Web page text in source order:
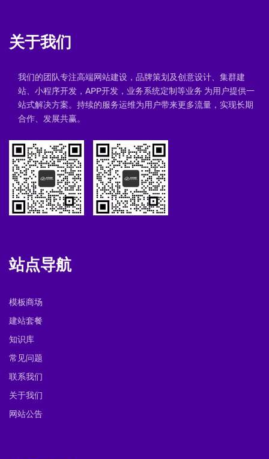
关于我们
我们的团队专注高端网站建设，品牌策划及创意设计、集群建
站、小程序开发，APP开发，业务系统定制等业务 为用户提供一
站式解决方案。持续的服务运维为用户带来更多流量，实现长期
合作、发展共赢。
站点导航
模板商场
建站套餐
知识库
常见问题
联系我们
关于我们
网站公告